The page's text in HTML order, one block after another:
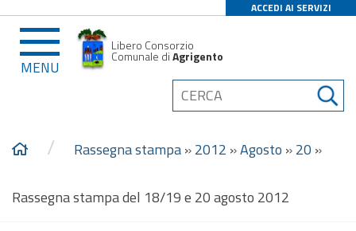
ACCEDI AI SERVIZI
MENU
Libero Consorzio
Comunale diAgrigento
/ Rassegna stampa»2012 »Agosto »20 »
Rassegna stampa del 18/19 e 20 agosto 2012